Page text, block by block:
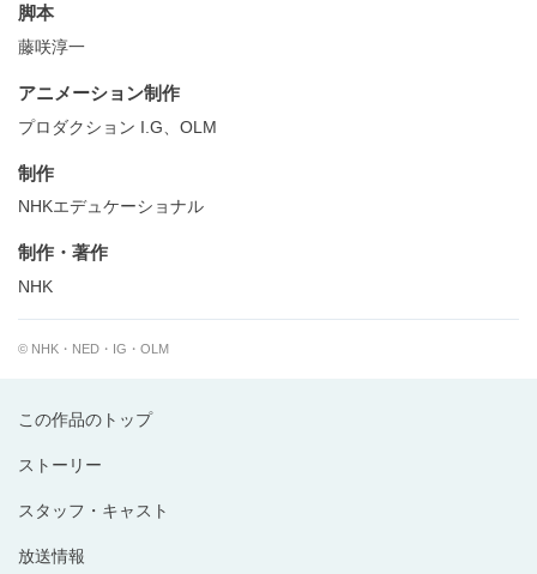
この作品のトップ
ストーリー
スタッフ・キャスト
放送情報
脚本
藤咲淳一
アニメーション制作
プロダクション I.G、OLM
制作
NHKエデュケーショナル
制作・著作
NHK
© NHK・NED・IG・OLM